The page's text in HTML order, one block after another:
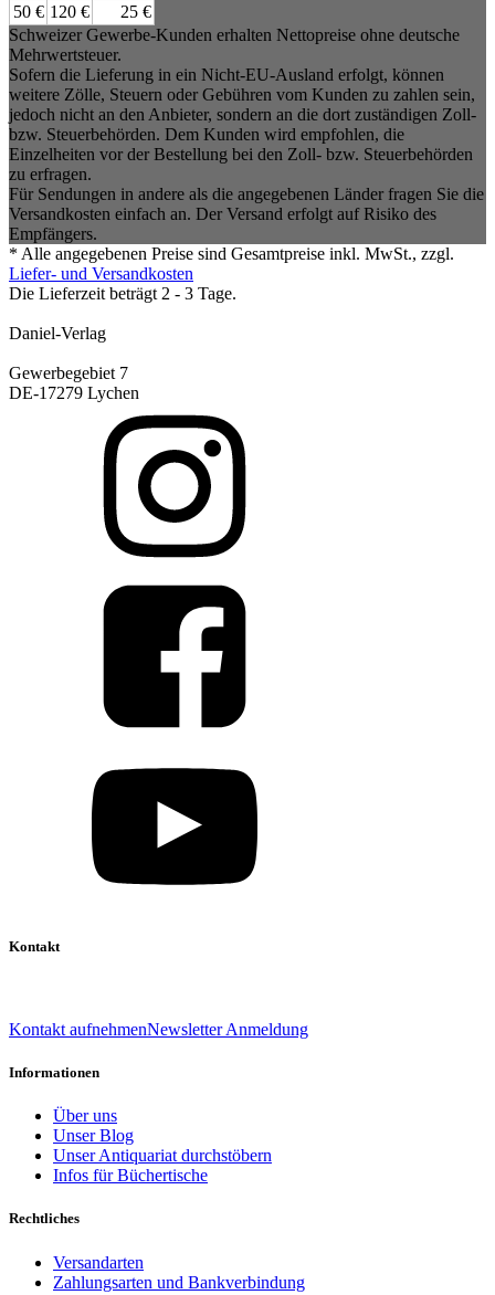
50 € 120 €
25 €
Schweizer Gewerbe-Kunden erhalten Nettopreise ohne deutsche
Mehrwertsteuer.
Sofern die Lieferung in ein Nicht-EU-Ausland erfolgt, können
weitere Zölle, Steuern oder Gebühren vom Kunden zu zahlen sein,
jedoch nicht an den Anbieter, sondern an die dort zuständigen Zoll-
bzw. Steuerbehörden. Dem Kunden wird empfohlen, die
Einzelheiten vor der Bestellung bei den Zoll- bzw. Steuerbehörden
zu erfragen.
Für Sendungen in andere als die angegebenen Länder fragen Sie die
Versandkosten einfach an. Der Versand erfolgt auf Risiko des
Empfängers.
* Alle angegebenen Preise sind Gesamtpreise inkl. MwSt., zzgl.
Liefer- und Versandkosten
Die Lieferzeit beträgt 2 - 3 Tage.
Daniel-Verlag
Gewerbegebiet 7
DE-17279 Lychen
Kontakt
Kontakt aufnehmenNewsletter Anmeldung
Informationen
Über uns
Unser Blog
Unser Antiquariat durchstöbern
Infos für Büchertische
Rechtliches
Versandarten
Zahlungsarten und Bankverbindung